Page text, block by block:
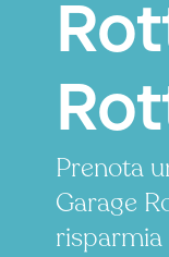
Prenota
Garage
risparmia